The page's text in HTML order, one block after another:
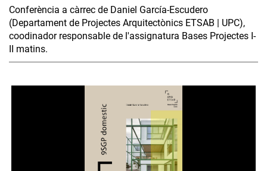
Conferència a càrrec de Daniel García-Escudero
(Departament de Projectes Arquitectònics ETSAB | UPC),
coodinador responsable de l'assignatura Bases Projectes I-
II matins.